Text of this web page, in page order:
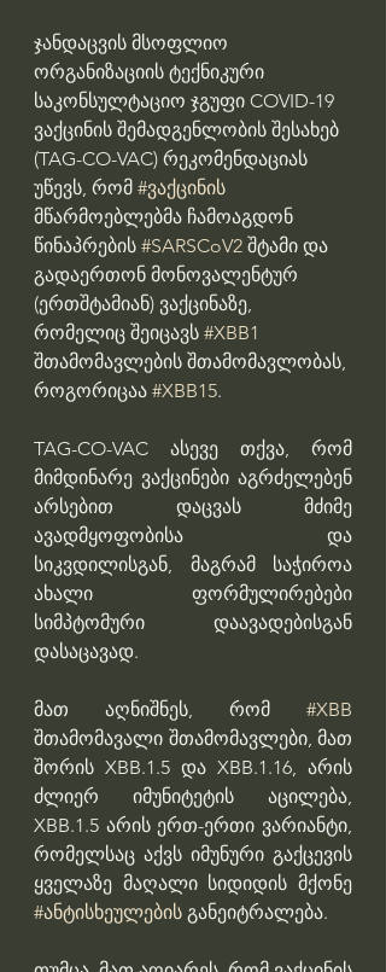
ჯანდაცვის მსოფლიო
ორგანიზაციის ტექნიკური
საკონსულტაციო ჯგუფი COVID-19
ვაქცინის შემადგენლობის შესახებ
(TAG-CO-VAC) რეკომენდაციას
უწევს, რომ #ვაქცინის
მწარმოებლებმა ჩამოაგდონ
წინაპრების #SARSCoV2 შტამი და
გადაერთონ მონოვალენტურ
(ერთშტამიან) ვაქცინაზე,
რომელიც შეიცავს #XBB1
შთამომავლების შთამომავლობას,
როგორიცაა #XBB15.
TAG-CO-VAC ასევე თქვა, რომ
მიმდინარე ვაქცინები აგრძელებენ
არსებით დაცვას მძიმე
ავადმყოფობისა და
სიკვდილისგან, მაგრამ საჭიროა
ახალი ფორმულირებები
სიმპტომური დაავადებისგან
დასაცავად.
მათ აღნიშნეს, რომ #XBB
შთამომავალი შთამომავლები, მათ
შორის XBB.1.5 და XBB.1.16, არის
ძლიერ იმუნიტეტის აცილება,
XBB.1.5 არის ერთ-ერთი ვარიანტი,
რომელსაც აქვს იმუნური გაქცევის
#ანტისხეულების განეიტრალება.